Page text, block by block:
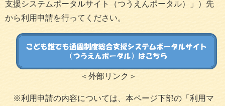
支援システムポータルサイト（つうえんポータル）」）先
から利用申請を行ってください。
＜外部リンク＞
※利用申請の内容については、本ページ下部の「利用マ